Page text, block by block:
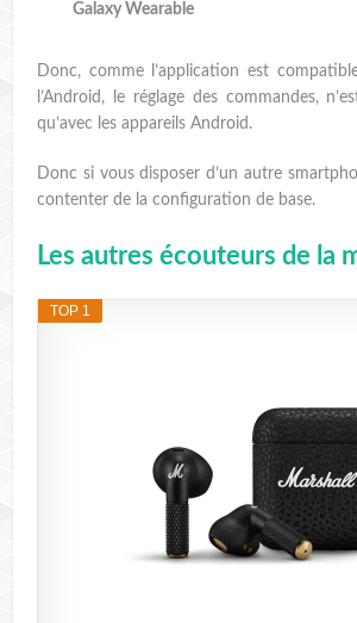
Galaxy Wearable
Donc, comme l’application est
l’Android, le réglage des commandes,
qu’avec les appareils Android.
Donc si vous disposer d’un autre
contenter de la configuration de base.
Les autres écouteurs de la
TOP 1